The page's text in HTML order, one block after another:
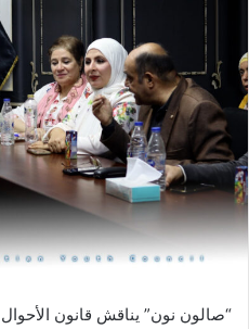
“صالون نون” يناقش قانون